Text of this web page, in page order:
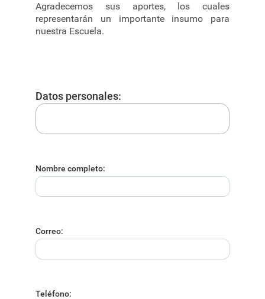
Agradecemos sus aportes, los cuales
representarán un importante insumo para
nuestra Escuela.
Datos personales:
Nombre completo:
Correo:
Teléfono: